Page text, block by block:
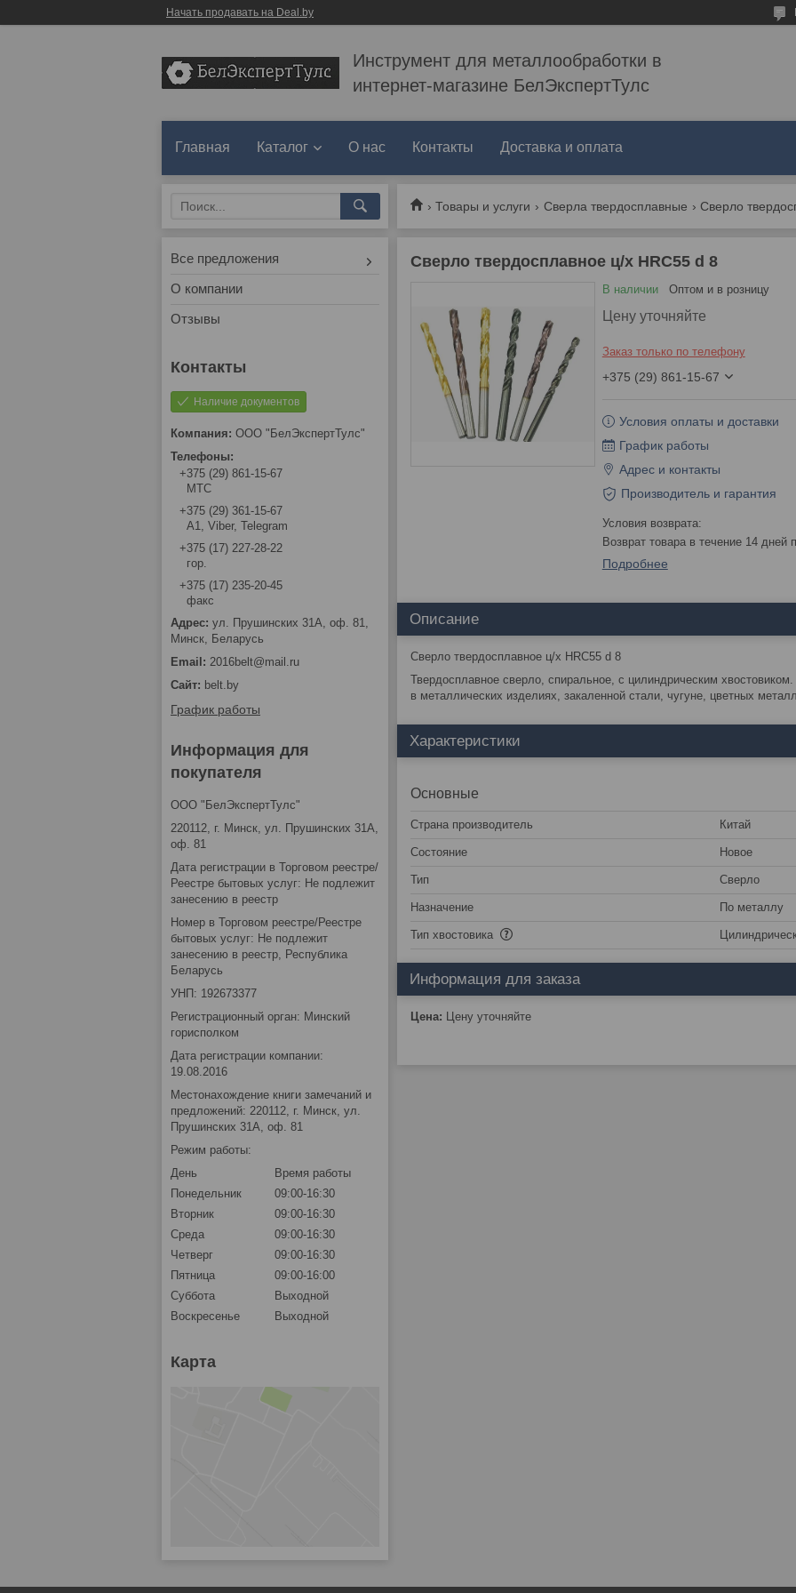
Начать продавать на Deal.by
Инструмент для металлообработки в
интернет-магазине БелЭкспертТулс
Главная Каталог О нас Контакты Доставка и оплата
Товары и услуги Сверла твердосплавные Сверло
Сверло твердосплавное ц/х HRC55 d 8
В наличии Оптом и в розницу
Цену уточняйте
Заказ только по телефону
+375 (29) 861-15-67
Условия оплаты и доставки
График работы
Адрес и контакты
Производитель и гарантия
возврат товара в течение 14 дней
Подробнее
Описание
Сверло твердосплавное ц/х HRC55 d 8
Твердосплавное сверло, спиральное, с цилиндрическим
в металлических изделиях, закаленной стали, чугуне, цветных
Характеристики
Основные
Страна производитель Китай
Состояние Новое
Тип Сверло
Назначение По металлу
Тип хвостовика
Информация для заказа
Цена: Цену уточняйте
Все предложения
О компании
Отзывы
Наличие документов
ООО "БелЭкспертТулс"
+375 (29) 861-15-67
МТС
+375 (29) 361-15-67
А1, Viber, Telegram
+375 (17) 227-28-22
гор.
+375 (17) 235-20-45
факс
ул. Прушинских 31А, оф. 81,
Минск, Беларусь
2016belt@mail.ru
belt.by
График работы
Информация для
покупателя
ООО "БелЭкспертТулс"
220112, г. Минск, ул. Прушинских 31А,
оф. 81
Дата регистрации в Торговом реестре/
Реестре бытовых услуг: Не подлежит
занесению в реестр
Номер в Торговом реестре/Реестре
бытовых услуг: Не подлежит
занесению в реестр, Республика
Беларусь
УНП: 192673377
Регистрационный орган: Минский
горисполком
Дата регистрации компании:
19.08.2016
Местонахождение книги замечаний и
предложений: 220112, г. Минск, ул.
Прушинских 31А, оф. 81
Режим работы:
День
Время работы
Понедельник
09:00-16:30
Вторник
09:00-16:30
Среда
09:00-16:30
Четверг
09:00-16:30
Пятница
09:00-16:00
Суббота
Выходной
Воскресенье
Выходной
Карта